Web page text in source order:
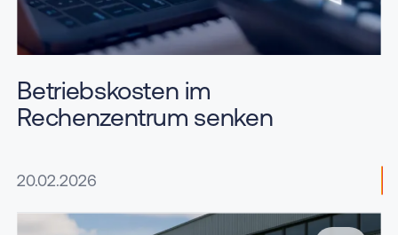
Betriebskosten im
Rechenzentrum senken
20.02.2026